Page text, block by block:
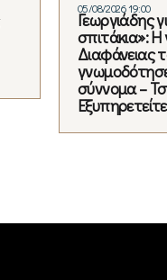
05/08/2026 19:00
Γεωργιάδης
σπιτάκια»:
Διαφάνειας
σύννομα –